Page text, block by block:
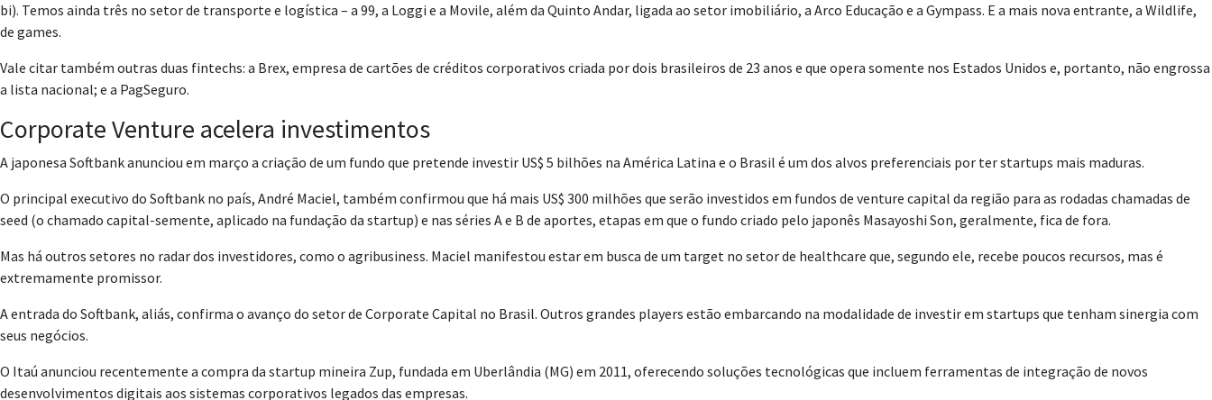
bi). Temos ainda três no setor de transporte e logística – a 99, a Loggi e a Movile, além da Quinto Andar, ligada ao setor imobiliário, a Arco Educação e a Gympass. E a mais nova entrante, a Wildlife,
de games.
Vale citar também outras duas fintechs: a Brex, empresa de cartões de créditos corporativos criada por dois brasileiros de 23 anos e que opera somente nos Estados Unidos e, portanto, não engrossa
a lista nacional; e a PagSeguro.
Corporate Venture acelera investimentos
A japonesa Softbank anunciou em março a criação de um fundo que pretende investir US$ 5 bilhões na América Latina e o Brasil é um dos alvos preferenciais por ter startups mais maduras.
O principal executivo do Softbank no país, André Maciel, também confirmou que há mais US$ 300 milhões que serão investidos em fundos de venture capital da região para as rodadas chamadas de
seed (o chamado capital-semente, aplicado na fundação da startup) e nas séries A e B de aportes, etapas em que o fundo criado pelo japonês Masayoshi Son, geralmente, fica de fora.
Mas há outros setores no radar dos investidores, como o agribusiness. Maciel manifestou estar em busca de um target no setor de healthcare que, segundo ele, recebe poucos recursos, mas é
extremamente promissor.
A entrada do Softbank, aliás, confirma o avanço do setor de Corporate Capital no Brasil. Outros grandes players estão embarcando na modalidade de investir em startups que tenham sinergia com
seus negócios.
O Itaú anunciou recentemente a compra da startup mineira Zup, fundada em Uberlândia (MG) em 2011, oferecendo soluções tecnológicas que incluem ferramentas de integração de novos
desenvolvimentos digitais aos sistemas corporativos legados das empresas.